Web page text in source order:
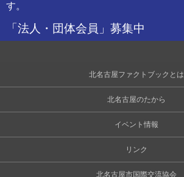
す。
「法人・団体会員」募集中
北名古屋ファクトブックとは
北名古屋のたから
イベント情報
リンク
北名古屋市国際交流協会